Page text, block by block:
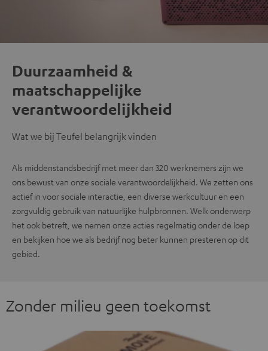
Duurzaamheid &
maatschappelijke
verantwoordelijkheid
Wat we bij Teufel belangrijk vinden
Als middenstandsbedrijf met meer dan 320 werknemers zijn we
ons bewust van onze sociale verantwoordelijkheid. We zetten ons
actief in voor sociale interactie, een diverse werkcultuur en een
zorgvuldig gebruik van natuurlijke hulpbronnen. Welk onderwerp
het ook betreft, we nemen onze acties regelmatig onder de loep
en bekijken hoe we als bedrijf nog beter kunnen presteren op dit
gebied.
Zonder milieu geen toekomst